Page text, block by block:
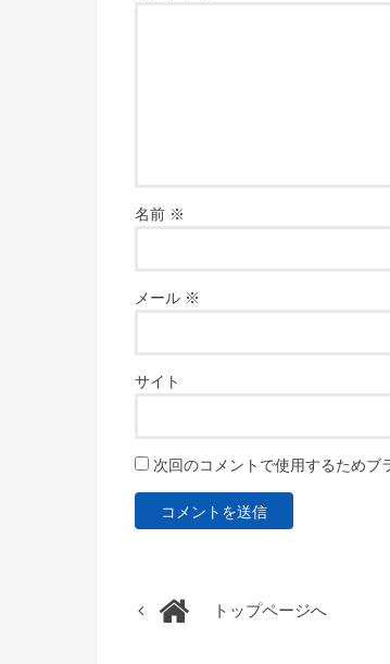
名前 ※
メール ※
サイト
次回のコメントで使用するためブ
トップページへ